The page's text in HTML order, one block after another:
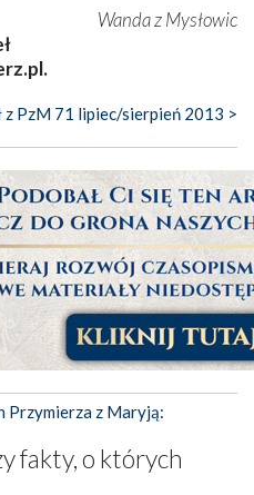
Wanda z Mysłowic
z PzM 71 lipiec/sierpień 2013 >
Przymierza z Maryją:
fakty, o których